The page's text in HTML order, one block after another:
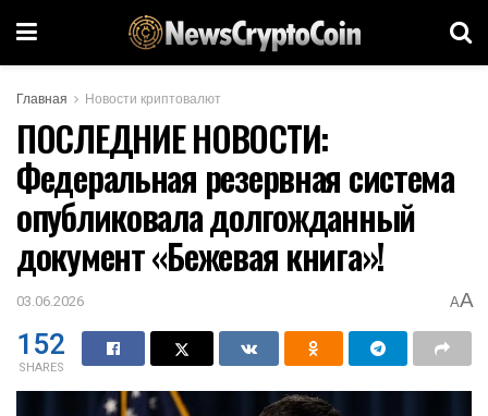
Главная Новости криптовалют
ПОСЛЕДНИЕ НОВОСТИ:
Федеральная резервная система
опубликовала долгожданный
документ «Бежевая книга»!
03.06.2026 AA
152
SHARES